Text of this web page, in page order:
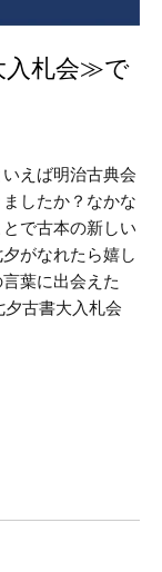
入札会≫で
えば明治古典会
したか？なかな
で古本の新しい
がなれたら嬉し
葉に出会えた
古書大入札会